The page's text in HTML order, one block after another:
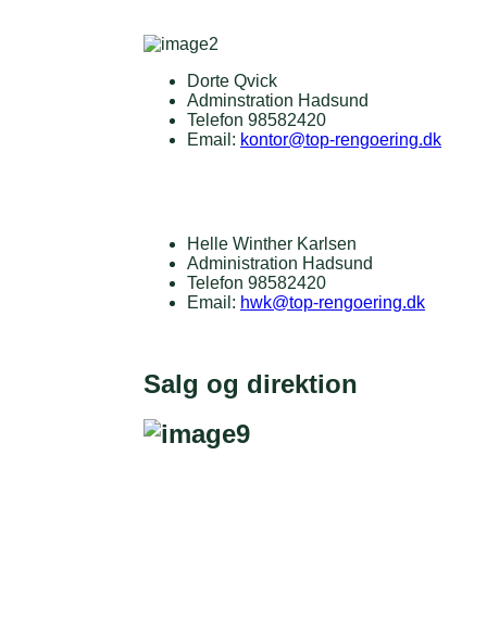
Dorte Qvick
Adminstration Hadsund
Telefon 98582420
Email: kontor@top-rengoering.dk
Helle Winther Karlsen
Administration Hadsund
Telefon 98582420
Email: hwk@top-rengoering.dk
Salg og direktion